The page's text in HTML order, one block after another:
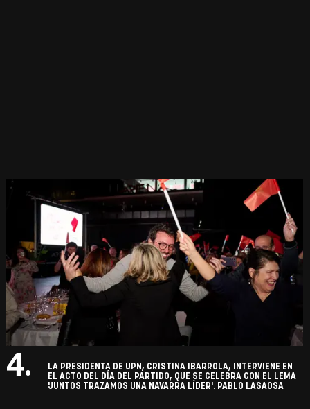
4.
LA PRESIDENTA DE UPN, CRISTINA IBARROLA, INTERVIENE EN
EL ACTO DEL DÍA DEL PARTIDO, QUE SE CELEBRA CON EL LEMA
'JUNTOS TRAZAMOS UNA NAVARRA LÍDER'. PABLO LASAOSA